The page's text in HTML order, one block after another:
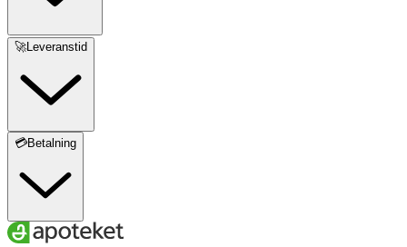
🚀Leveranstid
💳Betalning